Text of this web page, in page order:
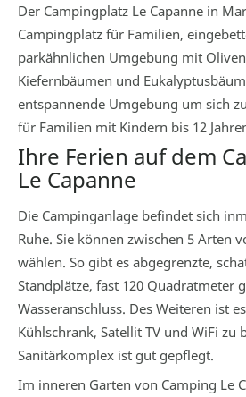
Der Campingplatz Le Capanne in
Campingplatz für Familien,
parkähnlichen Umgebung mit
Kiefernbäumen und
entspannende Umgebung um sich
für Familien mit Kindern bis 12
Ihre Ferien auf dem
Le Capanne
Die Campinganlage befindet sich
Ruhe. Sie können zwischen 5 Arten
wählen. So gibt es abgegrenzte,
Standplätze, fast 120 Quadratmeter
Wasseranschluss. Des Weiteren ist
Kühlschrank, Satellit TV und WiFi zu
Sanitärkomplex ist gut gepflegt.
Im inneren Garten von Camping Le